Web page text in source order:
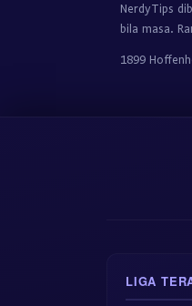
NerdyTips
bila masa.
1899
LIGA